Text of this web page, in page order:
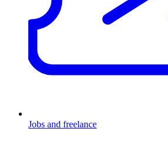
Jobs and freelance